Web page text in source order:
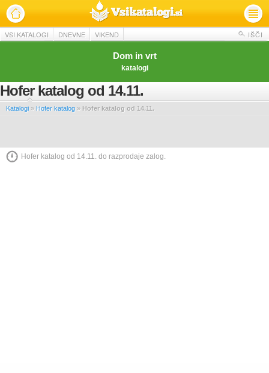
VSI KATALOGI DNEVNE VIKEND IŠČI
Dom in vrt
katalogi
Hofer katalog od 14.11.
Katalogi » Hofer katalog » Hofer katalog od 14.11.
Hofer katalog od 14.11. do razprodaje zalog.